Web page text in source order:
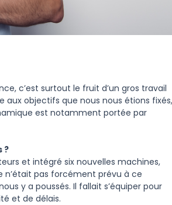
c’est surtout le fruit d’un gros travail
objectifs que nous nous étions fixés,
est notamment portée par
?
et intégré six nouvelles machines,
pas forcément prévu à ce
y a poussés. Il fallait s’équiper pour
et de délais.